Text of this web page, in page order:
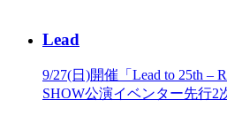
Lead
9/27(日)開催「Lead to 25th –
SHOW公演イベンター先行2